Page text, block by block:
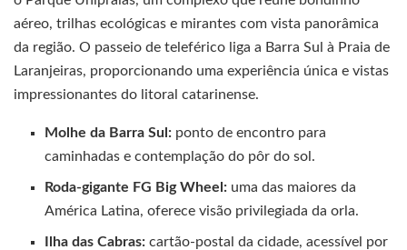
aéreo, trilhas ecológicas e mirantes com vista panorâmica
da região. O passeio de teleférico liga a Barra Sul à Praia de
Laranjeiras, proporcionando uma experiência única e vistas
impressionantes do litoral catarinense.
Molhe da Barra Sul: ponto de encontro para
caminhadas e contemplação do pôr do sol.
Roda-gigante FG Big Wheel: uma das maiores da
América Latina, oferece visão privilegiada da orla.
Ilha das Cabras: cartão-postal da cidade, acessível por